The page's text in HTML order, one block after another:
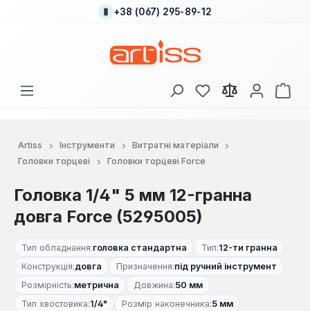
Перейти до основного вмісту
+38 (067) 295-89-12
У вас є 0 у списку
Artiss Інструменти
Витратні матеріали
Головки торцеві
Головки торцеві Force
Головка 1/4" 5 мм 12-гранна
довга Force (5295005)
Тип обладнання:головка стандартна Тип:12-ти гранна
Конструкція:довга Призначення:під ручний інструмент
Розмірність:метрична Довжина:50 мм
Тип хвостовика:1/4" Розмір наконечника:5 мм